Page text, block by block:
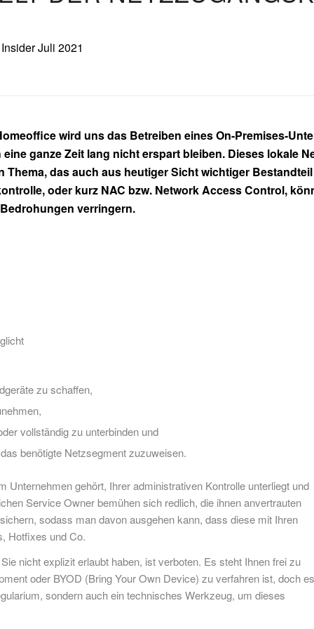
Juli 2021
wird uns das Betreiben eines On-Premises-
ganze Zeit lang nicht erspart bleiben. Dieses lokale
Thema, das auch aus heutiger Sicht wichtiger
oder kurz NAC bzw. Network Access Control,
verringern.
zu schaffen,
vollständig zu unterbinden und
benötigte Netzsegment zuzuweisen.
gehört, Ihrer administrativen Kontrolle unterliegt und
Service Owner bemühen sich redlich, die ihnen anvertrauten
sodass man davon ausgehen kann, dass diese mit Ihren
Hotfixes und Co.
nicht explizit erlaubt haben, ist verboten. Es steht Ihnen frei zu
oder BYOD (Bring Your Own Device) zu verfahren ist, doch es
sondern auch ein technisches Werkzeug, um dieses